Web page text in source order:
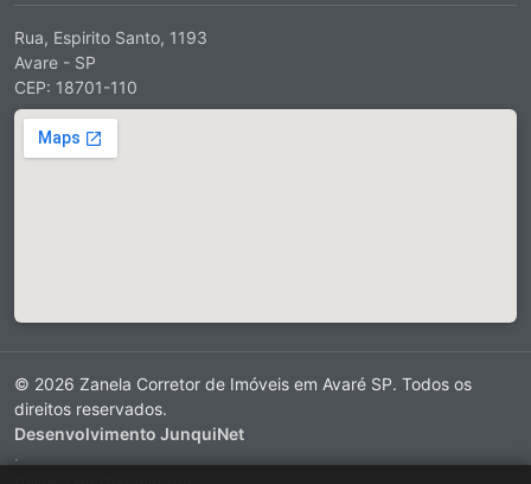
Rua, Espirito Santo, 1193
Avare - SP
CEP: 18701-110
© 2026 Zanela Corretor de Imóveis em Avaré SP. Todos os
direitos reservados.
Desenvolvimento JunquiNet
·